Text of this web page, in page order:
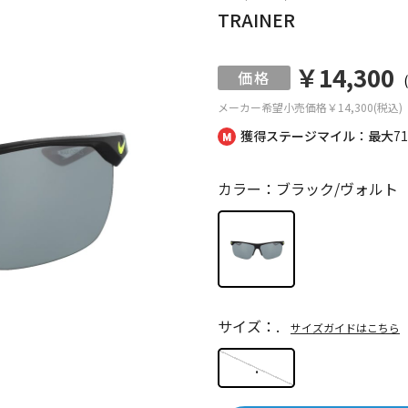
獲得ステージマイル：最大
TRAINER
メーカー希望小売価格￥14,300(税込)
￥14,300
カラー：ブラック/ヴォルト
.
サイズ：. サイズガイドはこちら